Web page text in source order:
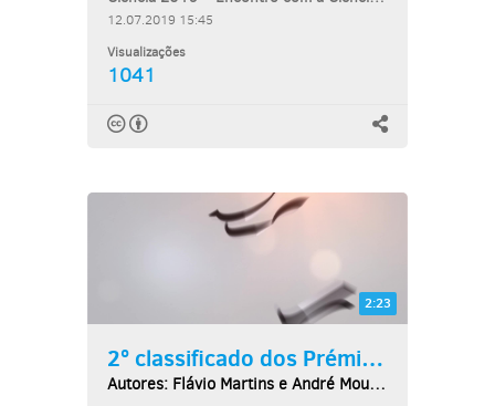
12.07.2019 15:45
Visualizações
1041
2:23
2º classificado dos Prémios...
Autores: Flávio Martins e André Mourão